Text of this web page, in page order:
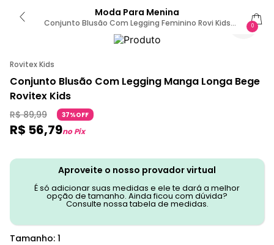
Moda Para Menina
Conjunto Blusão Com Legging Feminino Rovi Kids
Bege 1 / Bege
0
Rovitex Kids
Conjunto Blusão Com Legging Manga Longa Bege
Rovitex Kids
R$ 89,99 37%OFF
R$ 56,79no Pix
Aproveite o nosso provador virtual
É só adicionar suas medidas e ele te dará a melhor
opção de tamanho. Ainda ficou com dúvida?
Consulte nossa tabela de medidas.
Tamanho: 1